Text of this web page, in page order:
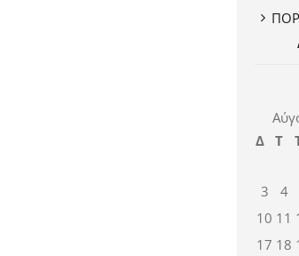
Δ
Τ
3
4
10 11
17 18